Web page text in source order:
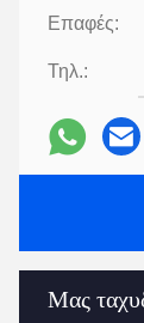
Επαφές:
Τηλ.:
Μας